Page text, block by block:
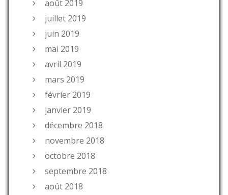
août 2019
juillet 2019
juin 2019
mai 2019
avril 2019
mars 2019
février 2019
janvier 2019
décembre 2018
novembre 2018
octobre 2018
septembre 2018
août 2018